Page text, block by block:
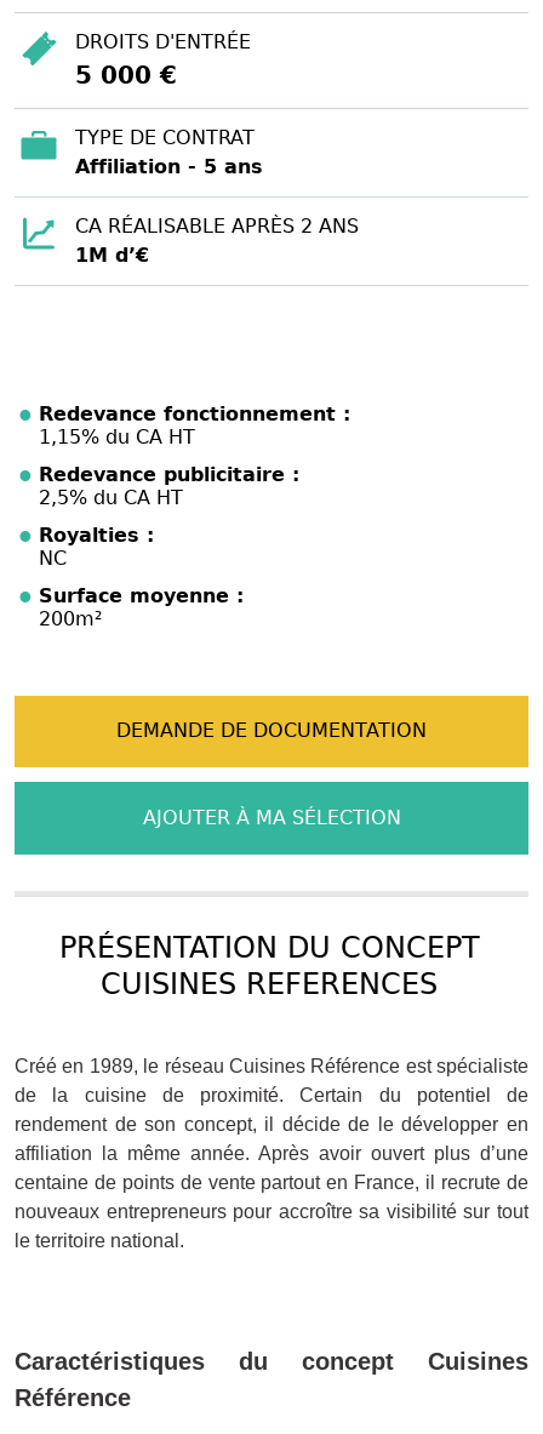
DROITS D'ENTRÉE
5 000 €
TYPE DE CONTRAT
Affiliation - 5 ans
CA RÉALISABLE APRÈS 2 ANS
1M d’€
Redevance fonctionnement :
1,15% du CA HT
Redevance publicitaire :
2,5% du CA HT
Royalties :
NC
Surface moyenne :
200m²
DEMANDE DE DOCUMENTATION
AJOUTER À MA SÉLECTION
PRÉSENTATION DU CONCEPT
CUISINES REFERENCES
Créé en 1989, le réseau Cuisines Référence est spécialiste
de la cuisine de proximité. Certain du potentiel de
rendement de son concept, il décide de le développer en
affiliation la même année. Après avoir ouvert plus d’une
centaine de points de vente partout en France, il recrute de
nouveaux entrepreneurs pour accroître sa visibilité sur tout
le territoire national.
Caractéristiques du concept Cuisines
Référence